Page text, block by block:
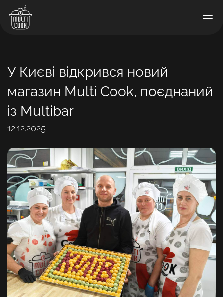
У Києві відкрився новий
магазин Multi Cook, поєднаний
із Multibar
12.12.2025